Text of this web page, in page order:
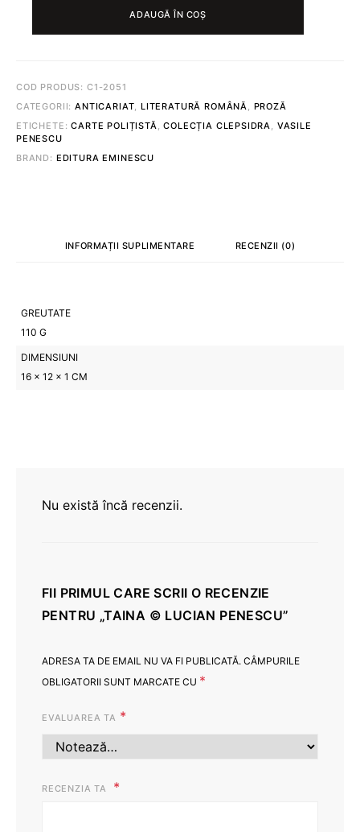
ADAUGĂ ÎN COȘ
COD PRODUS: C1-2051
CATEGORII:ANTICARIAT, LITERATURĂ ROMÂNĂ, PROZĂ
ETICHETE:CARTE POLIȚISTĂ,COLECȚIA CLEPSIDRA, VASILE
PENESCU
BRAND: EDITURA EMINESCU
INFORMAȚII SUPLIMENTARE RECENZII (0)
GREUTATE
110 G
DIMENSIUNI
16 × 12 × 1 CM
Nu există încă recenzii.
FII PRIMUL CARE SCRII O RECENZIE
PENTRU „TAINA © LUCIAN PENESCU”
ADRESA TA DE EMAIL NU VA FI PUBLICATĂ. CÂMPURILE
OBLIGATORII SUNT MARCATE CU *
EVALUAREA TA *
RECENZIA TA